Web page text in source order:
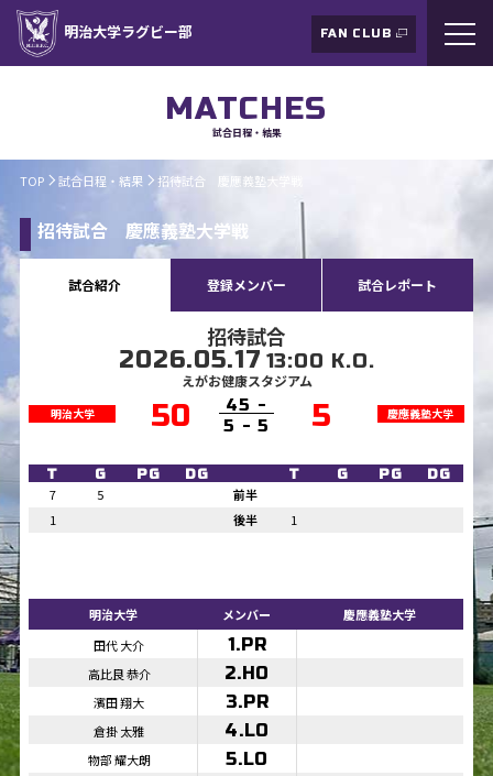
明治大学ラグビー部 FAN CLUB
MATCHES
試合日程・結果
TOP 試合日程・結果 招待試合 慶應義塾大学戦
招待試合 慶應義塾大学戦
試合紹介 登録メンバー 試合レポート
招待試合
2026.05.17 13:00 K.O.
えがお健康スタジアム
明治大学 50
45 -
5 - 5
5 慶應義塾大学
T G PG DG T G PG
DG
7
5
前半
1
後半 1
明治大学 メンバー
慶應義塾大学
田代 大介
1.PR
高比良 恭介 2.HO
濱田 翔大 3.PR
倉掛 太雅 4.LO
物部 耀大朗 5.LO